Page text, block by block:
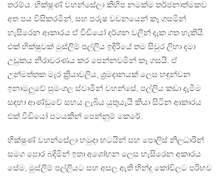
තරම්ය. භික්ෂූණ් වහන්සේලා කිහිප නමක්ම තර්ජනාත්මකව
අත පය විසිකරමින්, සහ පරුෂ වචනයෙන් කෑ ගසමින්
හැසිරෙන ආකාරය ඒ වීඩියෝ දර්ශන වලින් දැක ගත හැකියි.
එක් භික්ෂුවක් මුස්ලිම් පල්ලිය ඉදිරියේ තම සිවුර ලිහා දමා
උඩුකය නිරාවරණය කර පෙන්නවමින් කෑ ගසයි. ඒ
උන්මත්තක මැර ක්‍රියාවලිය, ශ්‍රමදානයක් ලෙස හඳුන්වන
ඉනාමලුවේ සුමංගල ස්වාමීන් වහන්සේ, පල්ලිය කඩා දැමීම
සඳහා ආණ්ඩුවේ සහය ලැබිය යුතුයැයි කියා සිටින ආකාරය
එක් වීඩියෝ පටයකින් පෙන්නුම් කෙරේ.
භික්ෂුණ් වහන්සේලා හමුදා භටයින් සහ පොලිස් නිලධාරින්
සමග පොර බදිමින් ඉතා අශෝභන ලෙස හැසිරෙන අකාරය
සේම, මුස්ලිම් පල්ලියට සහ අසල ඇති හින්දු කෝවිලට පරිභව